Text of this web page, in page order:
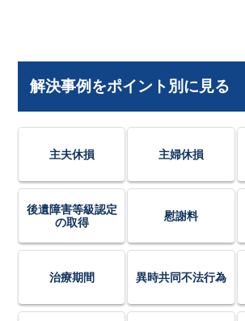
解決事例をポイント別に見る
主夫休損 主婦休損
後遺障害等級認定
の取得
慰謝料
治療期間 異時共同不法行為